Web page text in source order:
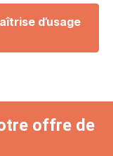
d’usage
offre de